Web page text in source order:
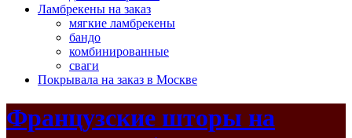
Ламбрекены на заказ
мягкие ламбрекены
бандо
комбинированные
сваги
Покрывала на заказ в Москве
Французские шторы на